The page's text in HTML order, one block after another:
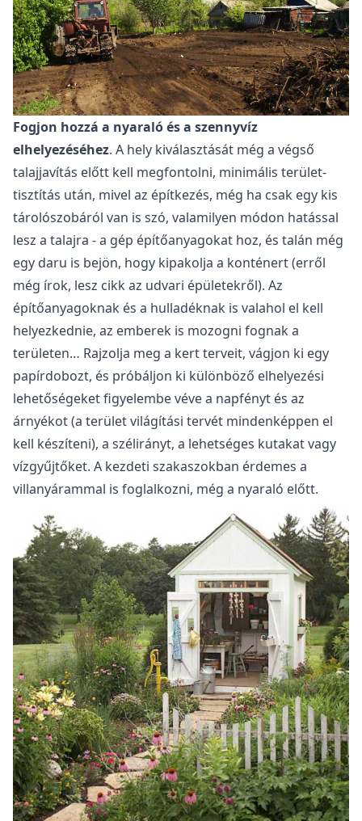
Fogjon hozzá a nyaraló és a szennyvíz
elhelyezéséhez. A hely kiválasztását még a végső
talajjavítás előtt kell megfontolni, minimális terület-
tisztítás után, mivel az építkezés, még ha csak egy kis
tárolószobáról van is szó, valamilyen módon hatással
lesz a talajra - a gép építőanyagokat hoz, és talán még
egy daru is bejön, hogy kipakolja a konténert (erről
még írok, lesz cikk az udvari épületekről). Az
építőanyagoknak és a hulladéknak is valahol el kell
helyezkednie, az emberek is mozogni fognak a
területen… Rajzolja meg a kert terveit, vágjon ki egy
papírdobozt, és próbáljon ki különböző elhelyezési
lehetőségeket figyelembe véve a napfényt és az
árnyékot (a terület világítási tervét mindenképpen el
kell készíteni), a szélirányt, a lehetséges kutakat vagy
vízgyűjtőket. A kezdeti szakaszokban érdemes a
villanyárammal is foglalkozni, még a nyaraló előtt.